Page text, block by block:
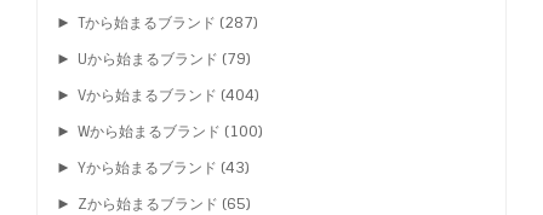
► Tから始まるブランド (287)
► Uから始まるブランド (79)
► Vから始まるブランド (404)
► Wから始まるブランド (100)
► Yから始まるブランド (43)
► Zから始まるブランド (65)